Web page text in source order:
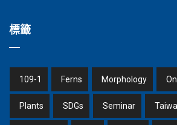
標籤
109-1 Ferns Morphology
Plants SDGs Seminar